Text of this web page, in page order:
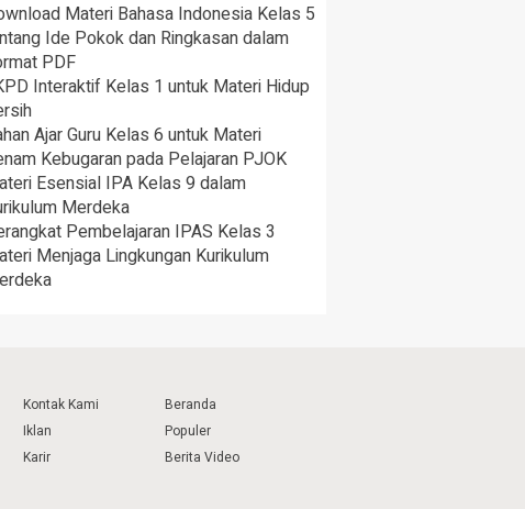
Materi Bahasa Indonesia Kelas 5
Ide Pokok dan Ringkasan dalam
PDF
Interaktif Kelas 1 untuk Materi Hidup
Ajar Guru Kelas 6 untuk Materi
Kebugaran pada Pelajaran PJOK
Esensial IPA Kelas 9 dalam
Merdeka
Pembelajaran IPAS Kelas 3
Menjaga Lingkungan Kurikulum
Kontak Kami
Iklan
Karir
Beranda
Populer
Berita Video